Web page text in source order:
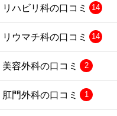
リハビリ科の口コミ 14
リウマチ科の口コミ 14
美容外科の口コミ 2
肛門外科の口コミ 1